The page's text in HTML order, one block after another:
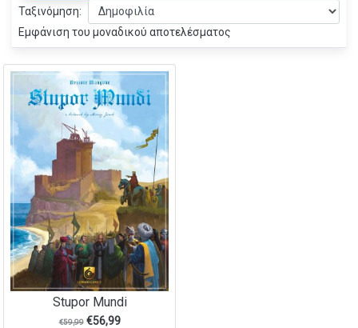
Εμφάνιση του μοναδικού αποτελέσματος
Ταξινόμηση:
Stupor Mundi
€59,99 €56,99